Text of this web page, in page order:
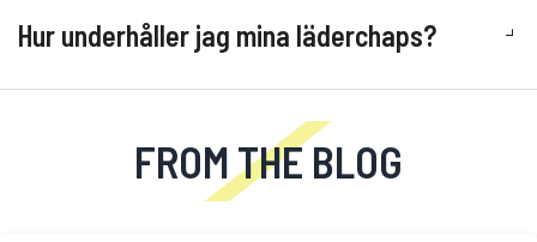
Hur underhåller jag mina läderchaps?
FROM THE BLOG